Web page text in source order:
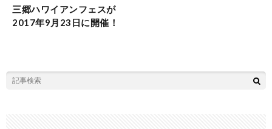
三郷ハワイアンフェスが
2017年9月23日に開催！